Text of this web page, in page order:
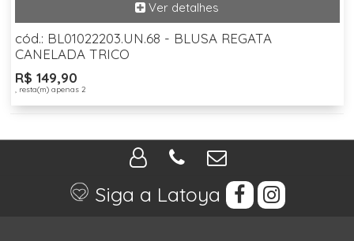
cód.: BL01022203.UN.68 - BLUSA REGATA
CANELADA TRICO
R$ 149,90
, resta(m) apenas 2
Siga a Latoya